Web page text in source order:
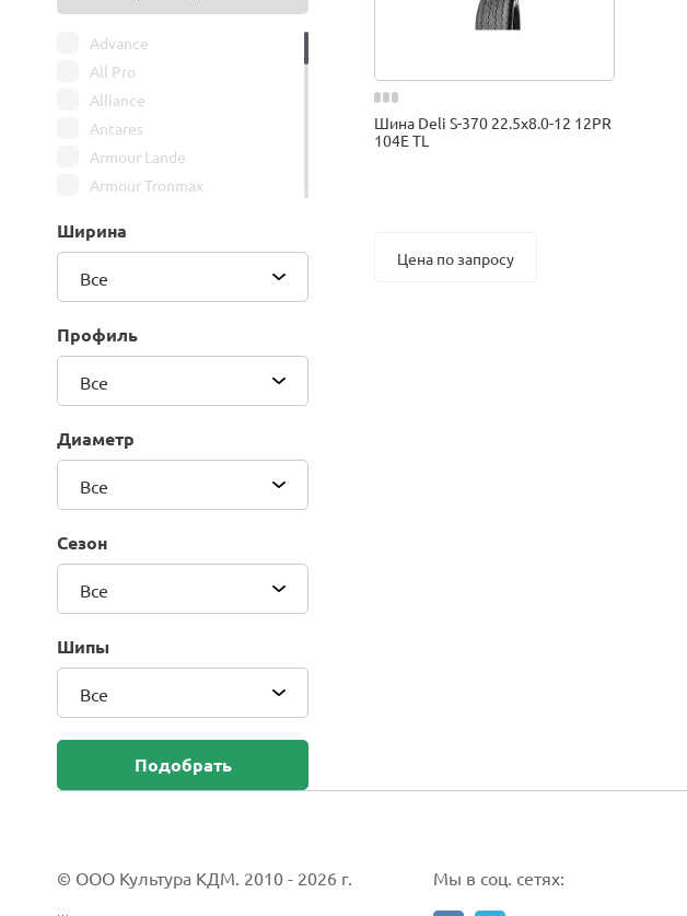
Advance
All Pro
Alliance
Antares
Armour Lande
Armour Tronmax
ATIRE
Bars
Belshina
BFGoodrich
BK Trailer
BKT
Camso (Solideal)
CEAT
Composit
Continental
Cordiant
CrossWind
Ширина
Все
Профиль
Все
Диаметр
Все
Сезон
Все
Шипы
Все
Подобрать
Шина Deli S-370 22.5x8.0-12 12PR
104E TL
Цена по запросу
© ООО Культура КДМ. 2010 - 2026 г. Мы в соц. сетях: